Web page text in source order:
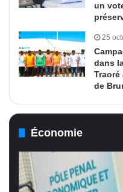
un
25
dans
de
Économie